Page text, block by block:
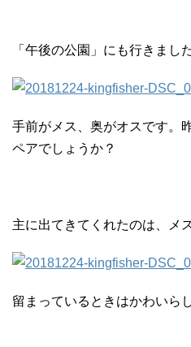
「午後の公園」にも行きまし
手前がメス、奥がオスです。
ペアでしょうか？
主に出てきてくれたのは、メ
留まっているときはかわいら